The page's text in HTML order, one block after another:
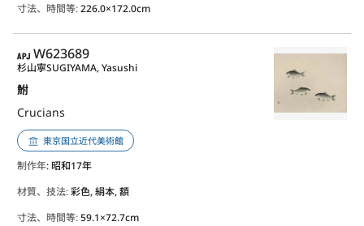
寸法、時間等:226.0×172.0cm
APJ
W623689
鮒
Crucians
杉山寧SUGIYAMA, Yasushi
東京国立近代美術館
制作年: 昭和17年
材質、技法:彩色, 絹本, 額
寸法、時間等:59.1×72.7cm